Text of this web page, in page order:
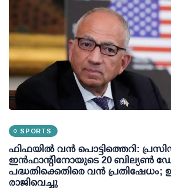
SPORTS
ഫിഫയില്‍ വന്‍ പൊട്ടിത്തെറി:
ഇന്‍ഫാന്റിനോയുടെ 20 ബില്യണ്‍
പദ്ധതിക്കെതിരെ വന്‍ പ്രതിഷേധം;
രാജിവെച്ചു